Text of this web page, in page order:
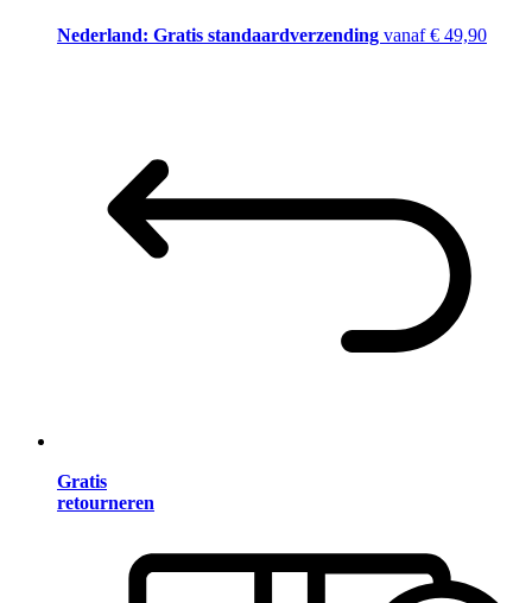
Nederland: Gratis standaardverzending vanaf € 49,90
Gratis
retourneren